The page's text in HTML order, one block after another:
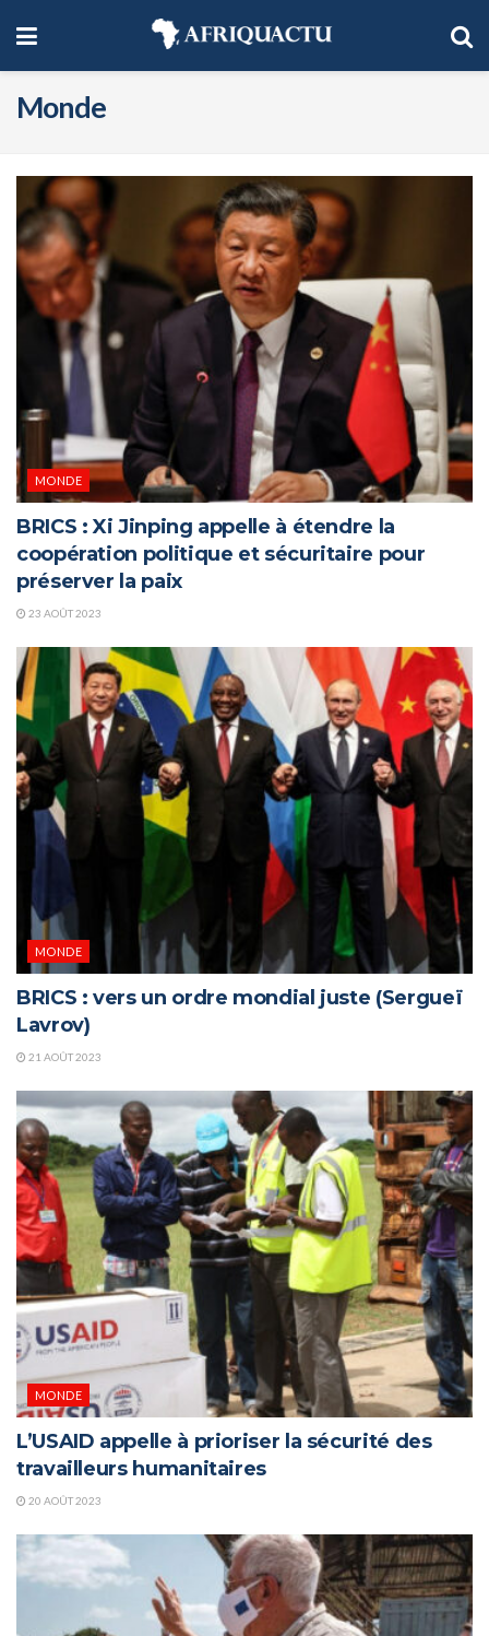
Monde
MONDE
BRICS : Xi Jinping appelle à étendre la
coopération politique et sécuritaire pour
préserver la paix
23 AOÛT 2023
MONDE
BRICS : vers un ordre mondial juste (Sergueï
Lavrov)
21 AOÛT 2023
MONDE
L’USAID appelle à prioriser la sécurité des
travailleurs humanitaires
20 AOÛT 2023